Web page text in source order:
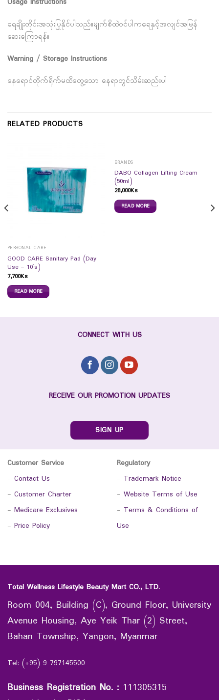
Usage Instructions
ရေချိုးတိုင်းအသုံးပြုနိုင်ပါသည်။မျက်စိထဲဝင်ပါကရေနှင့်အလျင်အမြန်
ဆေးကြောရန်။
Warning / Storage Instructions
နေရောင်တိုက်ရိုက်မထိတွေ့သော နေရာတွင်သိမ်းဆည်းပါ
RELATED PRODUCTS
PERSONAL CARE
GOOD CARE Sanitary Pad (Day
Use – 10`s)
7,700Ks
READ MORE
BRANDS
DABO Collagen Lifting Cream
(50ml)
28,000Ks
READ MORE
CONNECT WITH US
RECEIVE OUR PROMOTION UPDATES
SIGN UP
Customer Service
- Contact Us
- Customer Charter
- Medicare Exclusives
- Price Policy
Regulatory
- Trademark Notice
- Website Terms of Use
- Terms & Conditions of
Use
Total Wellness Lifestyle Beauty Mart CO., LTD.
Room 004, Building (C), Ground Floor, University
Avenue Housing, Aye Yeik Thar (2) Street,
Bahan Township, Yangon, Myanmar
Tel: (+95) 9 797145500
Business Registration No. : 111305315